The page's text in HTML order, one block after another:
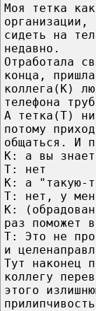
Моя тетка
сидеть на
недавно.
Отработала
конца,
коллега(К)
телефона
А тетка(Т)
потому
общаться. И
К: а вы
Т: нет
К: а "такую-
Т: нет, у
К:
раз поможет
Т: Это не
и
Тут наконец
коллегу
этого